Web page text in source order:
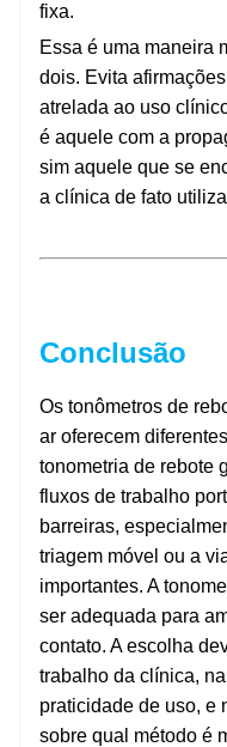
fixa.
Essa é uma maneira
dois. Evita
atrelada ao uso
é aquele com a
sim aquele que se
a clínica de fato
Conclusão
Os tonômetros de
ar oferecem
tonometria de rebote
fluxos de trabalho
barreiras,
triagem móvel ou a
importantes. A
ser adequada para
contato. A escolha
trabalho da clínica,
praticidade de uso, e
sobre qual método é